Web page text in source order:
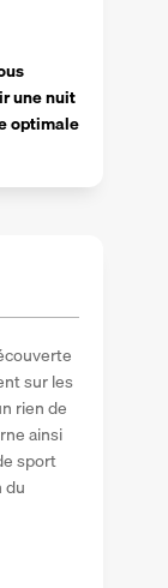
une nuit
optimale
sur les
rien de
ainsi
sport
du